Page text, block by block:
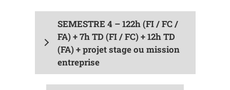
SEMESTRE 4 –122h (FI / FC /
FA) + 7h TD (FI / FC) + 12h TD
(FA) + projet stage ou mission
entreprise